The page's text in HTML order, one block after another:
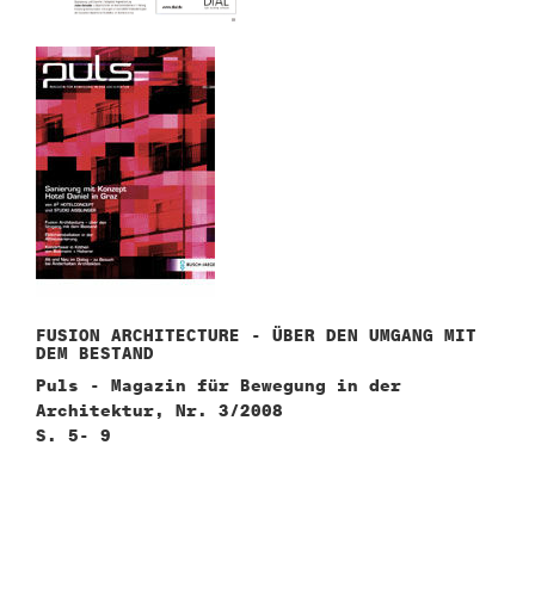
FUSION ARCHITECTURE - ÜBER DEN UMGANG MIT
DEM BESTAND
Puls - Magazin für Bewegung in der
Architektur, Nr. 3/2008
S. 5- 9